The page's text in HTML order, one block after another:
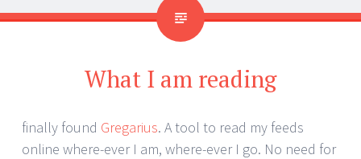
What I am reading
finally found Gregarius. A tool to read my feeds
online where-ever I am, where-ever I go. No need for